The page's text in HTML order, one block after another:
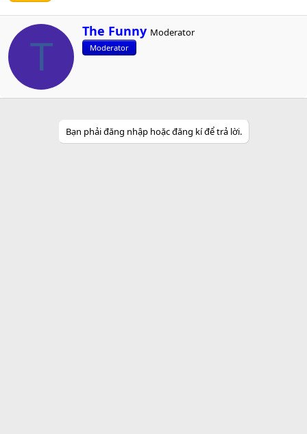
T
W
r
i
n
The Funny Moderator
Moderator
Bạn phải đăng nhập hoặc đăng kí để trả lời.